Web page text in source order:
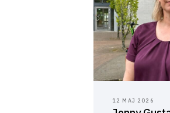
12 MAJ 2026